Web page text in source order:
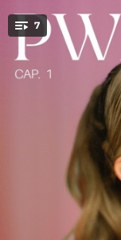
7
03:44